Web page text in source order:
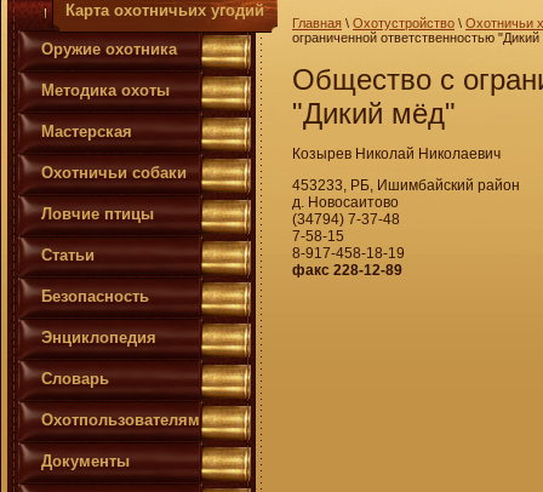
Карта охотничьих угодий
Оружие охотника
Методика охоты
Мастерская
Охотничьи собаки
Ловчие птицы
Статьи
Безопасность
Энциклопедия
Словарь
Охотпользователям
Документы
Главная \ Охотустройство \ Охотничьи
ограниченной ответственностью
Общество с
"Дикий мёд"
Козырев Николай Николаевич
453233, РБ, Ишимбайский район
д. Новосаитово
(34794) 7-37-48
7-58-15
8-917-458-18-19
факс 228-12-89